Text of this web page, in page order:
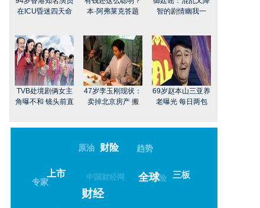
在ICU昏迷四天命
本·阿弗莱克答题
智的剧情幽我一
TVB处境剧俩女主
角曝不和 镜头前直
47岁李玉刚现状：
卖掉北京房产 搬
69岁赵本山三亚养
老曝光 每日两包
财经
上市
专家 全球
财险
原油
中国财经网 三板
趋势
保险